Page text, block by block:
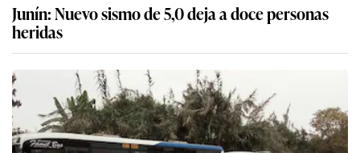
Junín: Nuevo sismo de 5,0 deja a doce personas
heridas